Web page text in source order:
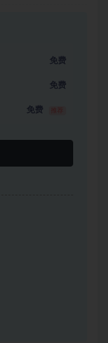
免费
免费
免费